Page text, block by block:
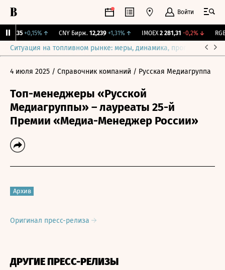
Войти
115,35 +0,15%↑ CNY Бирж. 12,239 +1,31% ↑ IMOEX 2 281,31 -0,2%↓
Ситуация на топливном рынке: меры, динамика, прогнозы
4 июля 2025 / Справочник компаний / Русская Медиагруппа
Топ-менеджеры «Русской
Медиагруппы» – лауреаты 25-й
Премии «Медиа-Менеджер России»
Архив
Оригинал пресс-релиза
ДРУГИЕ ПРЕСС-РЕЛИЗЫ